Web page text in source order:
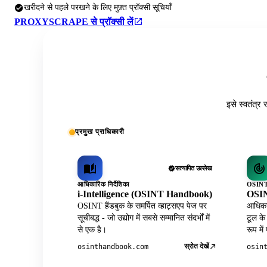
खरीदने से पहले परखने के लिए मुफ़्त प्रॉक्सी सूचियाँ
PROXYSCRAPE से प्रॉक्सी लें
इसे स्वतंत्र
प्रमुख प्राधिकारी
सत्यापित उल्लेख
आधिकारिक निर्देशिका
i-Intelligence (OSINT Handbook)
OSINT हैंडबुक के समर्पित व्हाट्सएप पेज पर
सूचीबद्ध - जो उद्योग में सबसे सम्मानित संदर्भों में
से एक है।
osinthandbook.com स्रोत देखें
टूल के
रूप में